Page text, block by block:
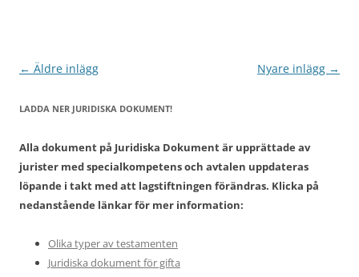
Inläggsnavigering
← Äldre inlägg Nyare inlägg →
LADDA NER JURIDISKA DOKUMENT!
Alla dokument på Juridiska Dokument är upprättade av
jurister med specialkompetens och avtalen uppdateras
löpande i takt med att lagstiftningen förändras. Klicka på
nedanstående länkar för mer information:
Olika typer av testamenten
Juridiska dokument för gifta